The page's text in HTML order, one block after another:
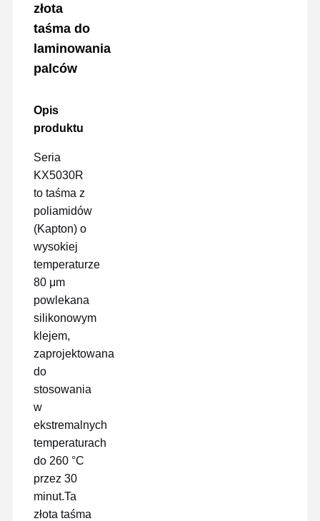
złota
taśma do
laminowania
palców
Opis
produktu
Seria
KX5030R
to taśma z
poliamidów
(Kapton) o
wysokiej
temperaturze
80 μm
powlekana
silikonowym
klejem,
zaprojektowana
do
stosowania
w
ekstremalnych
temperaturach
do 260 °C
przez 30
minut.Ta
złota taśma